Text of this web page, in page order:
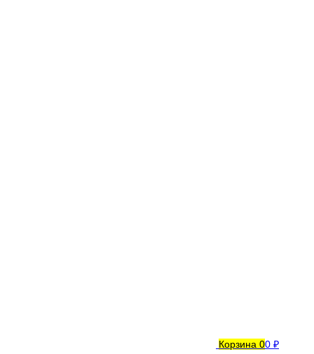
Корзина 00 ₽